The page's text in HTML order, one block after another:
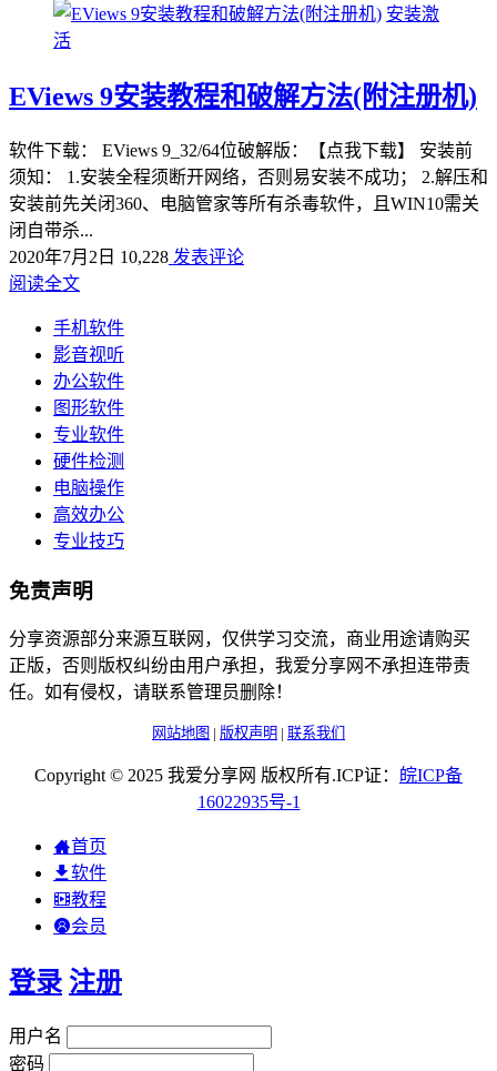
安装激
活
EViews 9安装教程和破解方法(附注册机)
软件下载： EViews 9_32/64位破解版：【点我下载】 安装前
须知： 1.安装全程须断开网络，否则易安装不成功； 2.解压和
安装前先关闭360、电脑管家等所有杀毒软件，且WIN10需关
闭自带杀...
2020年7月2日 10,228 发表评论
阅读全文
手机软件
影音视听
办公软件
图形软件
专业软件
硬件检测
电脑操作
高效办公
专业技巧
免责声明
分享资源部分来源互联网，仅供学习交流，商业用途请购买
正版，否则版权纠纷由用户承担，我爱分享网不承担连带责
任。如有侵权，请联系管理员删除！
网站地图 | 版权声明 | 联系我们
Copyright © 2025 我爱分享网 版权所有.ICP证： 皖ICP备
16022935号-1
首页
软件
教程
会员
登录 注册
用户名
密码